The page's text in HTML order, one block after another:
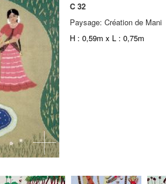
C 32
Paysage: Création de Mani
H : 0,59m x L : 0,75m